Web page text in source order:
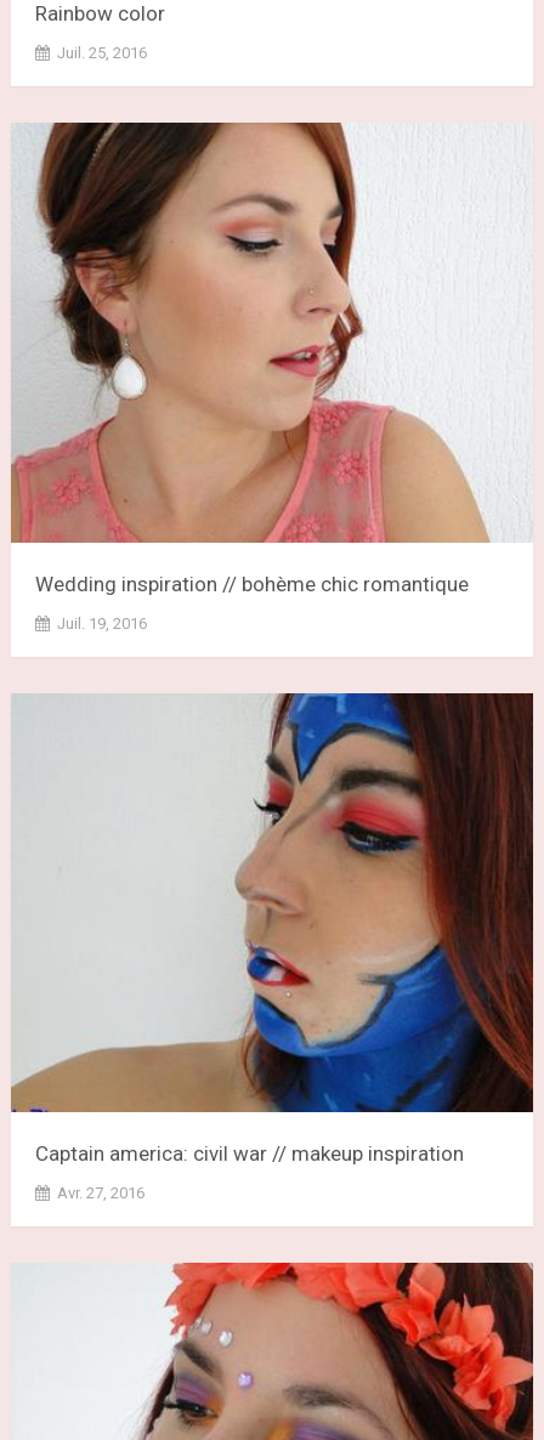
Rainbow color
Juil. 25, 2016
Wedding inspiration // bohème chic romantique
Juil. 19, 2016
Captain america: civil war // makeup inspiration
Avr. 27, 2016